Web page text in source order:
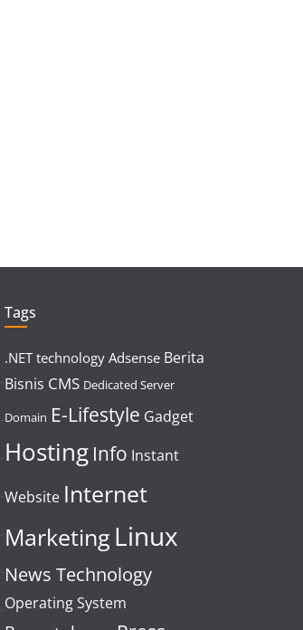
Tags
.NET technology Adsense Berita
Bisnis CMS Dedicated Server
Domain E-Lifestyle Gadget
Hosting Info Instant
Website Internet
Marketing Linux
News Technology
Operating System